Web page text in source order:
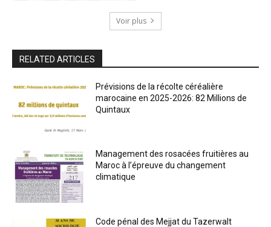
Voir plus
RELATED ARTICLES
Prévisions de la récolte céréalière
marocaine en 2025-2026: 82 Millions de
Quintaux
Management des rosacées fruitières au
Maroc à l’épreuve du changement
climatique
Code pénal des Mejjat du Tazerwalt